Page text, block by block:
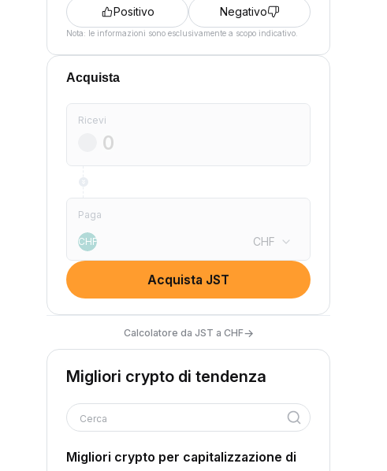
Positivo Negativo
Nota: le informazioni sono esclusivamente a scopo indicativo.
Acquista
Ricevi
Paga
CHF CHF
Acquista JST
Calcolatore da JST a CHF→
Migliori crypto di tendenza
Cerca
Migliori crypto per capitalizzazione di